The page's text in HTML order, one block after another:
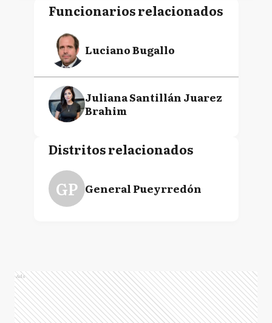
Funcionarios relacionados
Luciano Bugallo
Juliana Santillán Juarez
Brahim
Distritos relacionados
GP General Pueyrredón
Ads